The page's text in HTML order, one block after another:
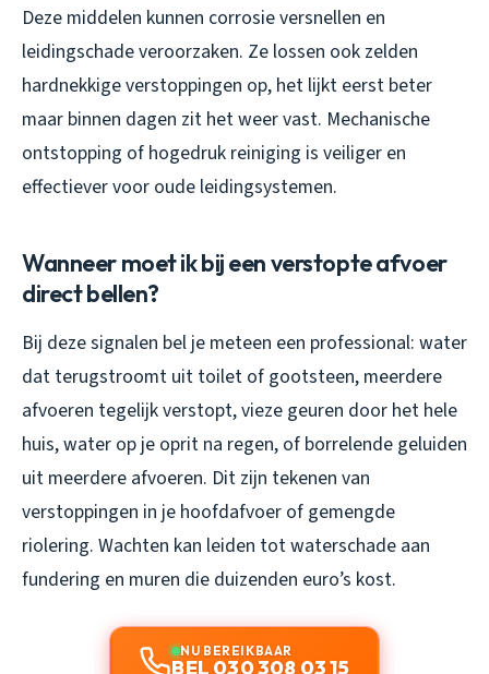
Deze middelen kunnen corrosie versnellen en
leidingschade veroorzaken. Ze lossen ook zelden
hardnekkige verstoppingen op, het lijkt eerst beter
maar binnen dagen zit het weer vast. Mechanische
ontstopping of hogedruk reiniging is veiliger en
effectiever voor oude leidingsystemen.
Wanneer moet ik bij een verstopte afvoer
direct bellen?
Bij deze signalen bel je meteen een professional: water
dat terugstroomt uit toilet of gootsteen, meerdere
afvoeren tegelijk verstopt, vieze geuren door het hele
huis, water op je oprit na regen, of borrelende geluiden
uit meerdere afvoeren. Dit zijn tekenen van
verstoppingen in je hoofdafvoer of gemengde
riolering. Wachten kan leiden tot waterschade aan
fundering en muren die duizenden euro’s kost.
NU BEREIKBAAR
BEL 030 308 03 15